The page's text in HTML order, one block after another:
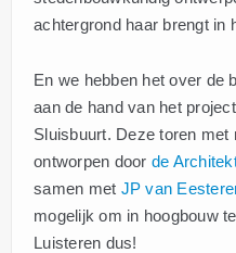
achtergrond haar brengt in
En we hebben het over de
aan de hand van het
Sluisbuurt. Deze toren met
ontworpen door de
samen met JP van
mogelijk om in hoogbouw
Luisteren dus!